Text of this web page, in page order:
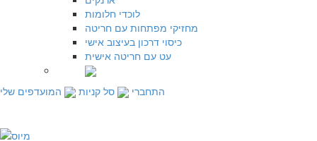
לוכדי חלומות
מחזיקי מפתחות עם חריטה
כיסוי דרכון בעיצוב אישי
עט עם חריטה אישית
התחברי סל קניות המועדפים שלי